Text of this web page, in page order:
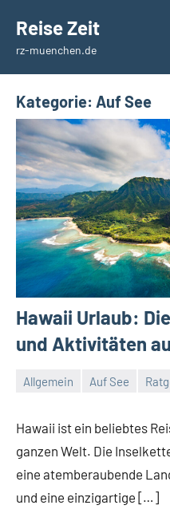
Inhalt
springen
Reise Zeit
rz-muenchen.de
Kategorie: Auf See
Hawaii Urlaub:
und Aktivitäten
Allgemein Auf See
Hawaii ist ein beliebtes
ganzen Welt. Die
eine atemberaubende
und eine einzigartige […]